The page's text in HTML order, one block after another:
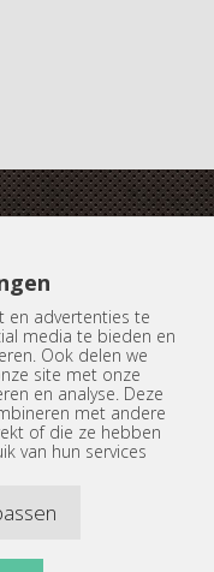
en advertenties te
media te bieden en
Ook delen we
site met onze
en analyse. Deze
met andere
of die ze hebben
van hun services